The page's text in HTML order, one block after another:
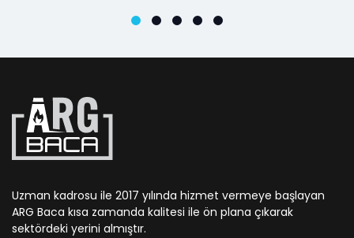
Uzman kadrosu ile 2017 yılında hizmet vermeye başlayan
ARG Baca kısa zamanda kalitesi ile ön plana çıkarak
sektördeki yerini almıştır.